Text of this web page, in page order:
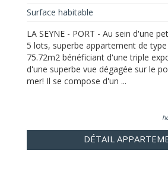
Surface habitable
LA SEYNE - PORT - Au sein d'une
5 lots, superbe appartement de
75.72m2 bénéficiant d'une triple
d'une superbe vue dégagée sur le
mer! Il se compose d'un ...
DÉTAIL